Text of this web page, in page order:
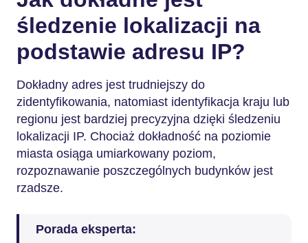
śledzenie lokalizacji na
podstawie adresu IP?
Dokładny adres jest trudniejszy do
zidentyfikowania, natomiast identyfikacja kraju lub
regionu jest bardziej precyzyjna dzięki śledzeniu
lokalizacji IP. Chociaż dokładność na poziomie
miasta osiąga umiarkowany poziom,
rozpoznawanie poszczególnych budynków jest
rzadsze.
Porada eksperta: